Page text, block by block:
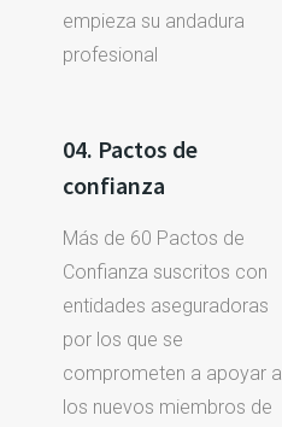
empieza su andadura
profesional
04. Pactos de
confianza
Más de 60 Pactos de
Confianza suscritos con
entidades aseguradoras
por los que se
comprometen a apoyar a
los nuevos miembros de